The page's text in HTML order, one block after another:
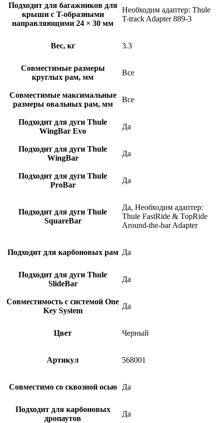
Подходит для багажников для
крыши с T-образными
направляющими 24 × 30 мм
Необходим адаптер: Thule
T-track Adapter 889-3
Вес, кг 3.3
Совместимые размеры
круглых рам, мм
Все
Совместимые максимальные
размеры овальных рам, мм
Все
Подходит для дуги Thule
WingBar Evo
Да
Подходит для дуги Thule
WingBar
Да
Подходит для дуги Thule
ProBar
Да
Подходит для дуги Thule
SquareBar
Да, Необходим адаптер:
Thule FastRide & TopRide
Around-the-bar Adapter
Подходит для карбоновых рам Да
Подходит для дуги Thule
SlideBar
Да
Совместимость с системой One
Key System
Да
Цвет Черный
Артикул 568001
Совместимо со сквозной осью Да
Подходит для карбоновых
дропаутов
Да